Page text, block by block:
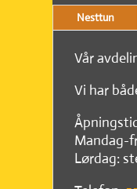
Nesttun
Vår
Vi har
Mandag-
Lørdag: